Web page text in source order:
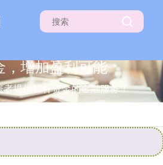
，增加盈利可能
提供杠杆资金的金融服务！